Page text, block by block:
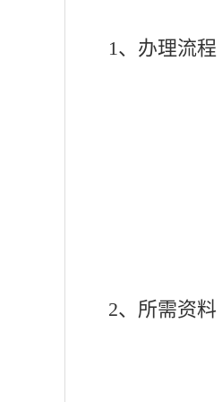
1、办理流程
2、所需资料